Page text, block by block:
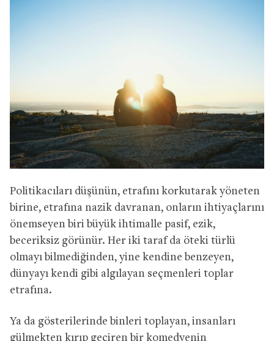
Politikacıları düşünün, etrafını korkutarak yöneten
birine, etrafına nazik davranan, onların ihtiyaçlarını
önemseyen biri büyük ihtimalle pasif, ezik,
beceriksiz görünür. Her iki taraf da öteki türlü
olmayı bilmediğinden, yine kendine benzeyen,
dünyayı kendi gibi algılayan seçmenleri toplar
etrafına.
Ya da gösterilerinde binleri toplayan, insanları
gülmekten kırıp geçiren bir komedyenin